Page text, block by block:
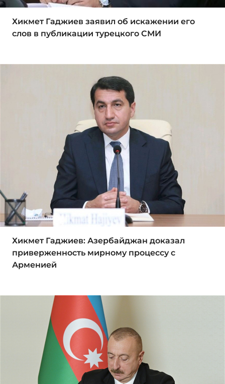
Хикмет Гаджиев заявил об искажении его
слов в публикации турецкого СМИ
Хикмет Гаджиев: Азербайджан доказал
приверженность мирному процессу с
Арменией